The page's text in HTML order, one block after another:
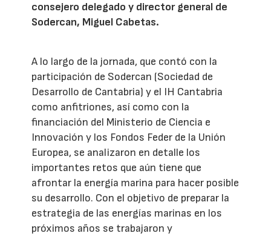
consejero delegado y director general de
Sodercan, Miguel Cabetas.
A lo largo de la jornada, que contó con la
participación de Sodercan (Sociedad de
Desarrollo de Cantabria) y el IH Cantabria
como anfitriones, así como con la
financiación del Ministerio de Ciencia e
Innovación y los Fondos Feder de la Unión
Europea, se analizaron en detalle los
importantes retos que aún tiene que
afrontar la energía marina para hacer posible
su desarrollo. Con el objetivo de preparar la
estrategia de las energías marinas en los
próximos años se trabajaron y